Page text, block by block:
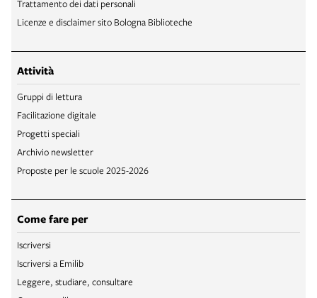
Trattamento dei dati personali
Licenze e disclaimer sito Bologna Biblioteche
Attività
Gruppi di lettura
Facilitazione digitale
Progetti speciali
Archivio newsletter
Proposte per le scuole 2025-2026
Come fare per
Iscriversi
Iscriversi a Emilib
Leggere, studiare, consultare